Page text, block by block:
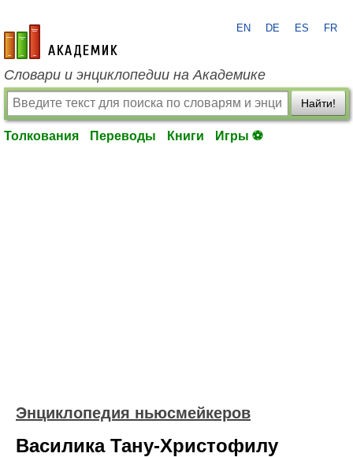
academic.ru
EN DE ES FR
Словари и энциклопедии на Академике
Найти!
Толкования Переводы Книги Игры ⚽
Энциклопедия ньюсмейкеров
Василика Тану-Христофилу